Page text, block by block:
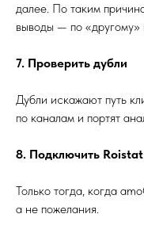
далее. По таким
выводы — по «другому»
7. Проверить дубли
Дубли искажают путь
по каналам и портят
8. Подключить Roistat
Только тогда, когда
а не пожелания.